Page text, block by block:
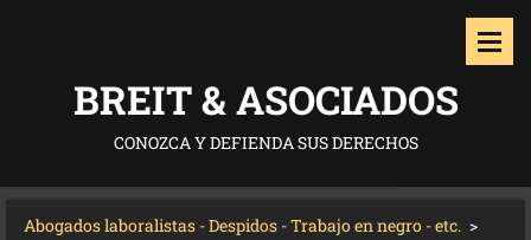
BREIT & ASOCIADOS
CONOZCA Y DEFIENDA SUS DERECHOS
Abogados laboralistas - Despidos - Trabajo en negro - etc. >